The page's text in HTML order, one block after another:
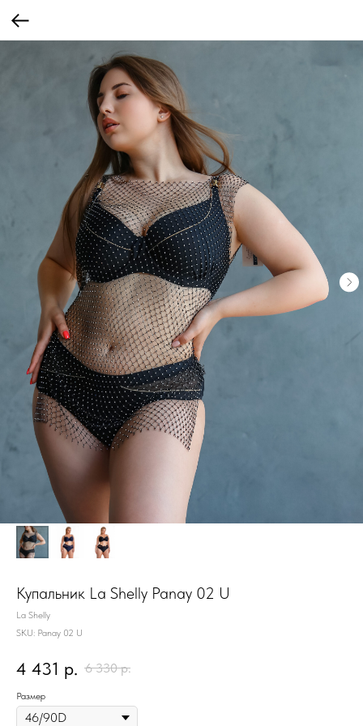
Купальник La Shelly Panay 02 U
La Shelly
SKU: Panay 02 U
4 431 р. 6 330 р.
Размер